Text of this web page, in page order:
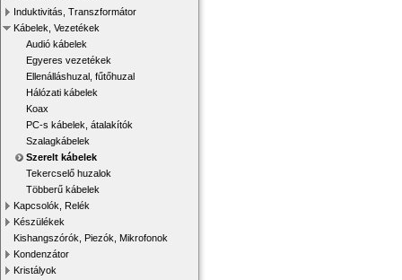
Induktivitás, Transzformátor
Kábelek, Vezetékek
Audió kábelek
Egyeres vezetékek
Ellenálláshuzal, fűtőhuzal
Hálózati kábelek
Koax
PC-s kábelek, átalakítók
Szalagkábelek
Szerelt kábelek
Tekercselő huzalok
Többerű kábelek
Kapcsolók, Relék
Készülékek
Kishangszórók, Piezók, Mikrofonok
Kondenzátor
Kristályok